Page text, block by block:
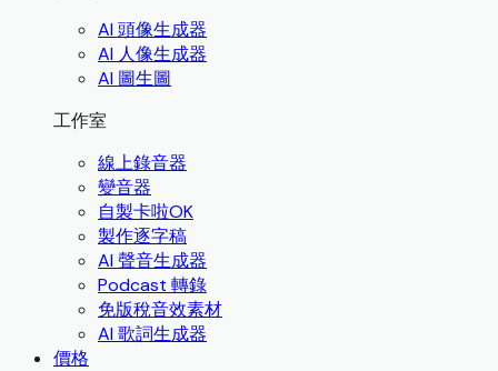
AI 頭像生成器
AI 人像生成器
AI 圖生圖
工作室
線上錄音器
變音器
自製卡啦OK
製作逐字稿
AI 聲音生成器
Podcast 轉錄
免版稅音效素材
AI 歌詞生成器
價格